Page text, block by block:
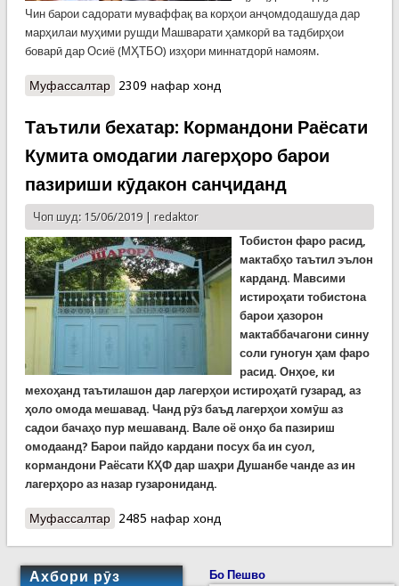
Чин барои садорати муваффақ ва корҳои анҷомдодашуда дар
марҳилаи муҳими рушди Машварати ҳамкорӣ ва тадбирҳои
боварӣ дар Осиё (МҲТБО) изҳори миннатдорӣ намоям.
Муфассалтаро Суханронии Пешвои миллат дар ҷаласаи
аъзои Машварати ҳамкорӣ ва тадбирҳои боварӣ
дар Осиё (МҲТБО)
2309 нафар хонд
Таътили бехатар: Кормандони Раёсати
Кумита омодагии лагерҳоро барои
пазириши кӯдакон санҷиданд
Чоп шуд: 15/06/2019 | redaktor
Тобистон фаро расид,
мактабҳо таътил эълон
карданд. Мавсими
истироҳати тобистона
барои ҳазорон
мактаббачагони синну
соли гуногун ҳам фаро
расид. Онҳое, ки
мехоҳанд таътилашон дар лагерҳои истироҳатӣ гузарад, аз
ҳоло омода мешавад. Чанд рӯз баъд лагерҳои хомӯш аз
садои бачаҳо пур мешаванд. Вале оё онҳо ба пазириш
омодаанд? Барои пайдо кардани посух ба ин суол,
кормандони Раёсати КҲФ дар шаҳри Душанбе чанде аз ин
лагерҳоро аз назар гузарониданд.
Муфассалтаро Таътили бехатар: Кормандони Раёсати Кумита
2485 нафар хонд
Ахбори рӯз Бо Пешво